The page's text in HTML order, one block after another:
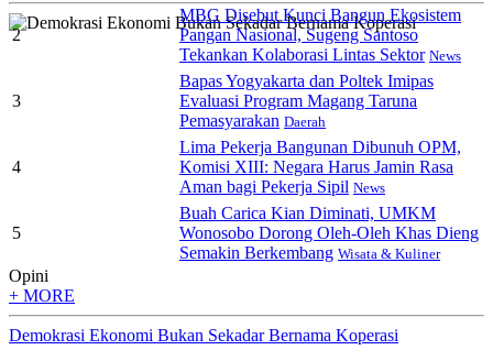
2
MBG Disebut Kunci Bangun Ekosistem
Pangan Nasional, Sugeng Santoso
Tekankan Kolaborasi Lintas Sektor News
3
Bapas Yogyakarta dan Poltek Imipas
Evaluasi Program Magang Taruna
Pemasyarakan Daerah
4
Lima Pekerja Bangunan Dibunuh OPM,
Komisi XIII: Negara Harus Jamin Rasa
Aman bagi Pekerja Sipil News
5
Buah Carica Kian Diminati, UMKM
Wonosobo Dorong Oleh-Oleh Khas Dieng
Semakin Berkembang Wisata & Kuliner
Opini
+ MORE
Demokrasi Ekonomi Bukan Sekadar Bernama Koperasi